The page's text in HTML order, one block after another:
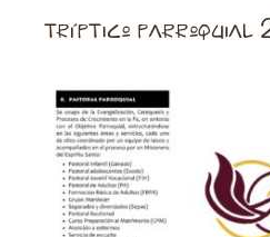
tríptico parroquial